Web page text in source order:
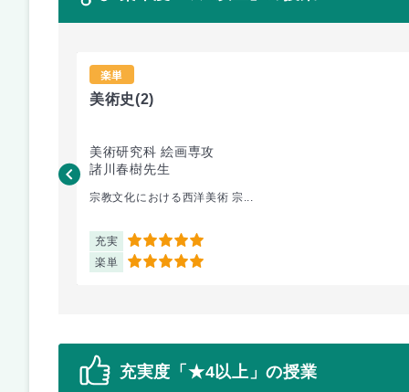
楽単
美術史(2)
美術研究科 絵画専攻
諸川春樹先生
宗教文化における西洋美術 宗...
充実 5
楽単 5
充実度「★4以上」の授業